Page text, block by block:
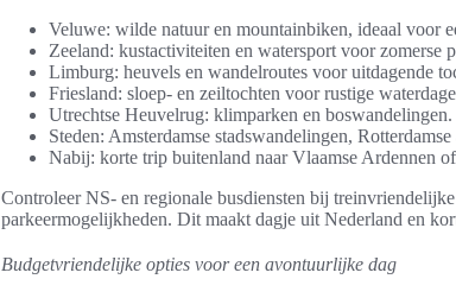
Veluwe: wilde natuur en mountainbiken, ideaal voor
Zeeland: kustactiviteiten en watersport voor zomerse
Limburg: heuvels en wandelroutes voor uitdagende
Friesland: sloep- en zeiltochten voor rustige
Utrechtse Heuvelrug: klimparken en boswandelingen.
Steden: Amsterdamse stadswandelingen,
Nabij: korte trip buitenland naar Vlaamse Ardennen
Controleer NS- en regionale busdiensten bij
parkeermogelijkheden. Dit maakt dagje uit Nederland en
Budgetvriendelijke opties voor een avontuurlijke dag